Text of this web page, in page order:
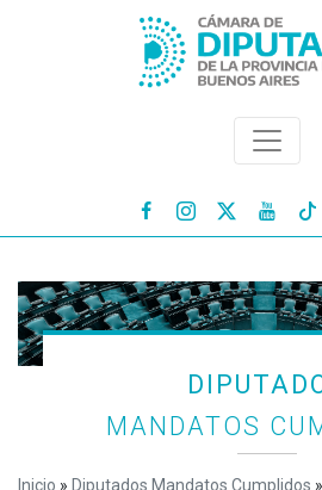
 
MANDATOS
Inicio » Diputados Mandatos Cumplidos »